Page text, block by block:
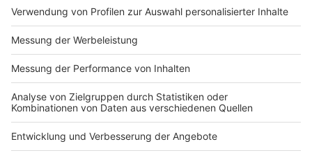
Impressum
Nutzungsbedingungen
Jobs
Presse
Kontakt
Studio-Hotline
Verkehrs-Hotline
Newsletter